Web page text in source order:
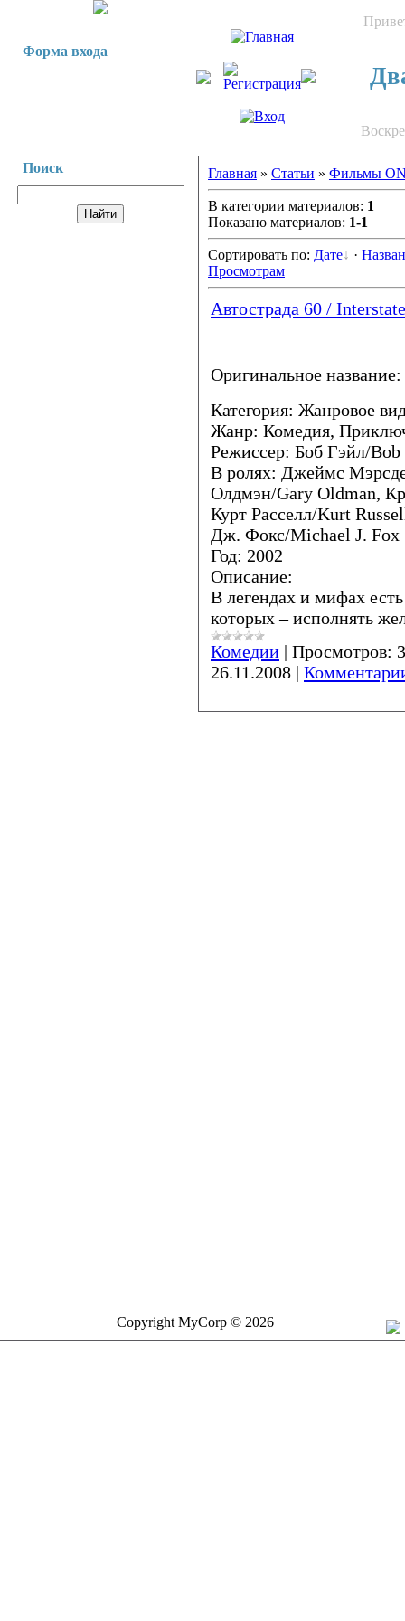
Форма входа
Поиск Главная » Статьи » Фильмы
В категории материалов: 1
Показано материалов: 1-1
Сортировать по: Дате ·
Просмотрам
Автострада 60 /
Оригинальное
Категория: Жанровое
Жанр: Комедия,
Режиссер: Боб Гэйл/Bob
В ролях: Джеймс
Олдмэн/Gary Oldman,
Курт Расселл/Kurt
Дж. Фокс/Michael J. Fox
Год: 2002
Описание:
В легендах и мифах
которых – исполнять
Комедии | Просмотров:
26.11.2008 |
Copyright MyCorp © 2026